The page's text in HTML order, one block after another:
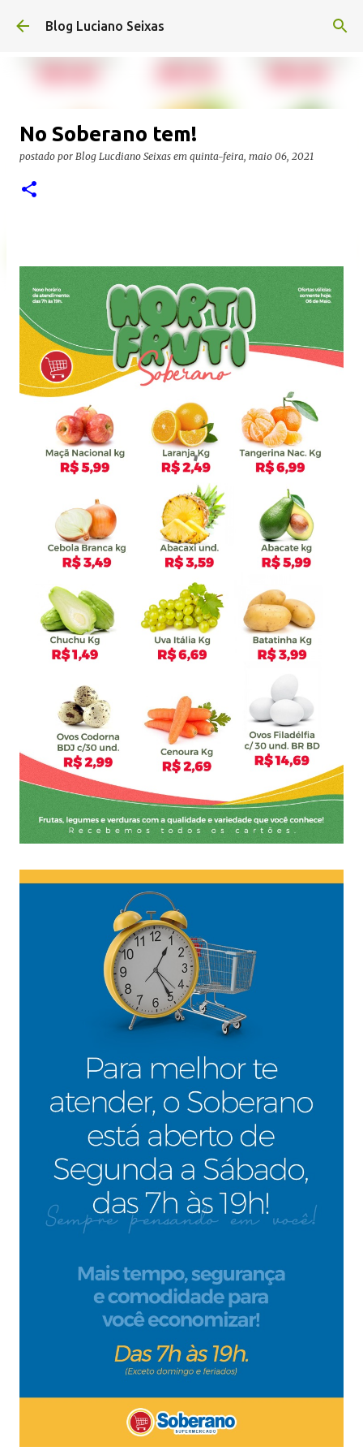
Pular para o conteúdo principal
Blog Luciano Seixas
No Soberano tem!
postado por Blog Lucdiano Seixas em quinta-feira, maio 06, 2021